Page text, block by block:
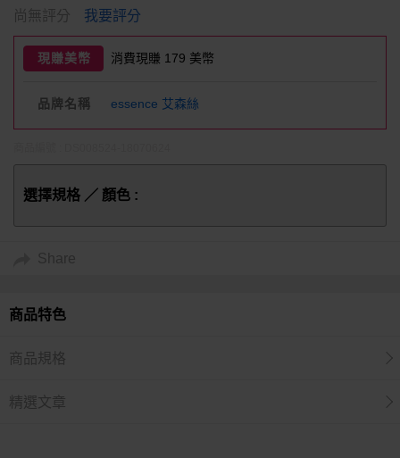
尚無評分 我要評分
現賺美幣 消費現賺 179 美幣
品牌名稱 essence 艾森絲
選擇規格 ／ 顏色 :
Share
商品特色
商品規格
精選文章